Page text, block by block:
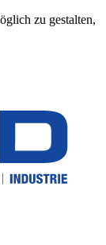
zu gestalten,